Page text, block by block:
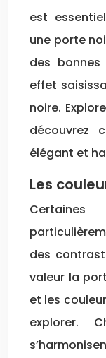
est
une porte
des
effet
noire.
découvrez
élégant et
Les
des
valeur la
et les
explorer.